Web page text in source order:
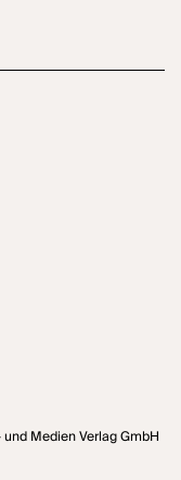
und Medien Verlag GmbH